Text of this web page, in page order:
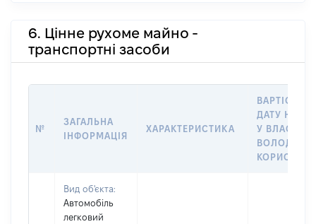
6. Цінне рухоме майно -
транспортні засоби
№
ЗАГАЛЬНА
ІНФОРМАЦІЯ
ХАРАКТЕРИСТИКА
ВАРТІСТЬ
ДАТУ
У
Вид об'єкта:
Автомобіль
легковий